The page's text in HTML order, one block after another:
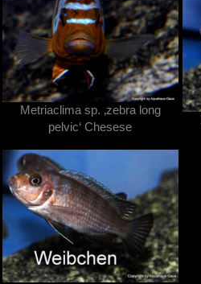
Metriaclima sp. ‚zebra long
pelvic‘ Chesese